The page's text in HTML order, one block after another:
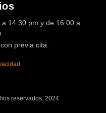
14:30 pm y de 16:00 a
previa cita.
reservados. 2024.